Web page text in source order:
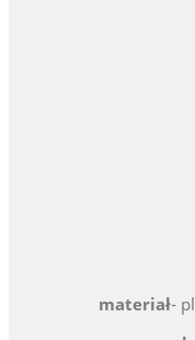
materiał-